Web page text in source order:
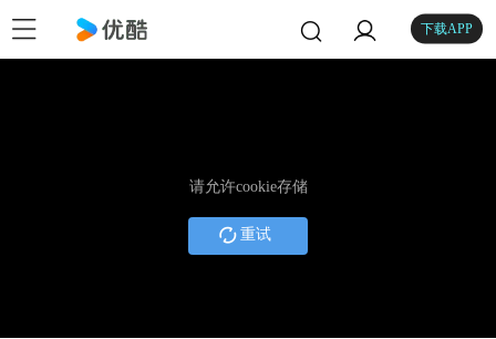
下载APP
请允许cookie存储
重试